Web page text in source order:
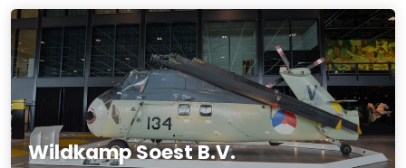
Wildkamp Soest B.V.